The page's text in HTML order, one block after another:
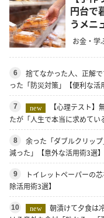
円台で
うメニ
お金・学
6
捨てなかった人、正解
った「防災対策」【便利な活
7 new
【心理テスト】
たが「人生で本当に求めてい
8
余った「ダブルクリッ
減った」【意外な活用術3選】
9
トイレットペーパーの
除活用術3選】
10 new
朝漬けて夕食は